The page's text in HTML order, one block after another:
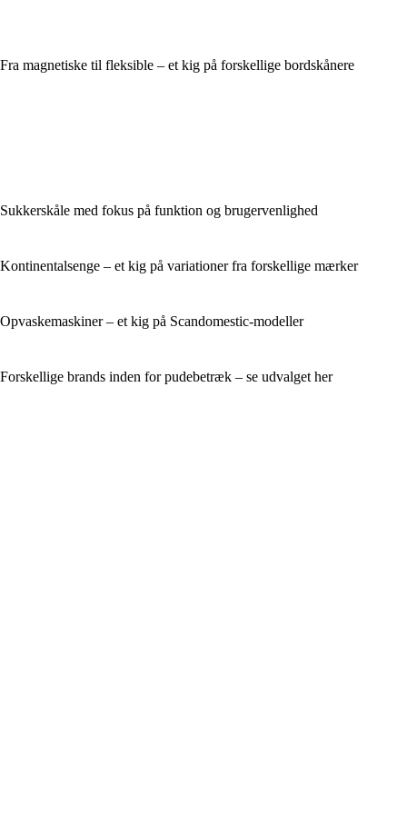
Fra magnetiske til fleksible – et kig på forskellige bordskånere
Sukkerskåle med fokus på funktion og brugervenlighed
Kontinentalsenge – et kig på variationer fra forskellige mærker
Opvaskemaskiner – et kig på Scandomestic-modeller
Forskellige brands inden for pudebetræk – se udvalget her